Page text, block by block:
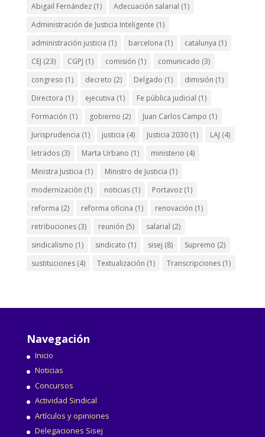
Abigail Fernández(1) Adecuación salarial (1)
Administración de Justicia Inteligente (1)
administración justicia (1) barcelona (1) catalunya (1)
CEJ (23) CGPJ (1) comisión (1) comunicado (3)
congreso (1) decreto (2) Delgado (1) dimisión (1)
Directora (1) ejecutiva (1) Fe pública judicial (1)
Formación (1) gobierno (2) Juan Carlos Campo (1)
Jurisprudencia (1) justicia (4) Justicia 2030(1) LAJ (4)
letrados(3) Marta Urbano (1) ministerio (4)
Ministra Justicia (1) Ministro de Justicia (1)
modernización (1) noticias(1) Portavoz(1)
reforma (2) reforma oficina (1) renovación (1)
retribuciones(3) reunión (5) salarial (2)
sindicalismo (1) sindicato (1) sisej (8) Supremo (2)
sustituciones(4) Textualización (1) Transcripciones(1)
Navegación
Inicio
Noticias
Concursos
Actividad Sindical
Artículos y opiniones
Delegaciones Sisej